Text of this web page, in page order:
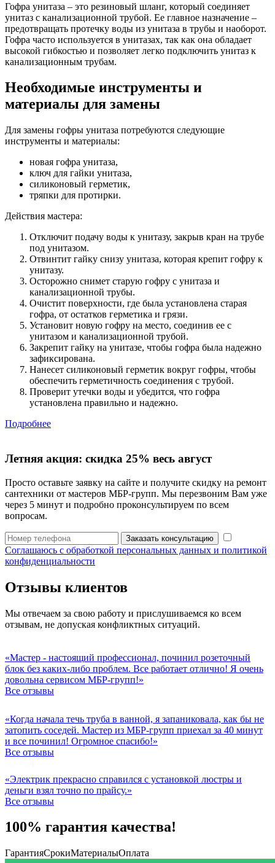
Гофра унитаза – это резиновый шланг, который соединяет
унитаз с канализационной трубой. Ее главное назначение –
предотвращать протечку воды из унитаза в трубы и наоборот.
Гофра часто используется в унитазах, так как она обладает
высокой гибкостью и позволяет легко подключить унитаз к
канализационным трубам.
Необходимые инструменты и
материалы для замены
Для замены гофры унитаза потребуются следующие
инструменты и материалы:
новая гофра унитаза,
ключ для гайки унитаза,
силиконовый герметик,
тряпки для протирки.
Действия мастера:
Отключит подачу воды к унитазу, закрыв кран на трубе
под унитазом.
Отвинтит гайку снизу унитаза, которая крепит гофру к
унитазу.
Осторожно снимет старую гофру с унитаза и
канализационной трубы.
Очистит поверхности, где была установлена старая
гофра, от остатков герметика и грязи.
Установит новую гофру на место, соединив ее с
унитазом и канализационной трубой.
Закрепит гайку на унитазе, чтобы гофра была надежно
зафиксирована.
Нанесет силиконовый герметик вокруг гофры, чтобы
обеспечить герметичность соединения с трубой.
Проверит утечки воды и убедится, что гофра
установлена правильно и надежно.
Подробнее
Летняя акция: скидка 25% весь август
Просто оставьте заявку на сайте и получите скидку на ремонт
сантехники от мастеров МБР-групп. Мы перезвоним Вам уже
через 5 минут и подробно проконсультируем по всем
вопросам.
Заказать консультацию
Соглашаюсь с обработкой персональных данных и политикой
конфиденциальности
Отзывы клиентов
Мы отвечаем за свою работу и прислушиваемся ко всем
отзывам, не допуская конфликтных ситуаций.
«Мастер - настоящий профессионал, починил розеточный
блок без каких-либо проблем. Все работает отлично! Я очень
довольна сервисом МБР-групп!»
Все отзывы
«Когда начала течь труба в ванной, я запаниковала, как бы не
затопить соседей. Мастер из МБР-групп приехал за 40 минут
и все починил! Огромное спасибо!»
Все отзывы
«Электрик прекрасно справился с установкой люстры и
деньги взял точно по прайсу.»
Все отзывы
100% гарантия качества!
ГарантияСрокиМатериалыОплата